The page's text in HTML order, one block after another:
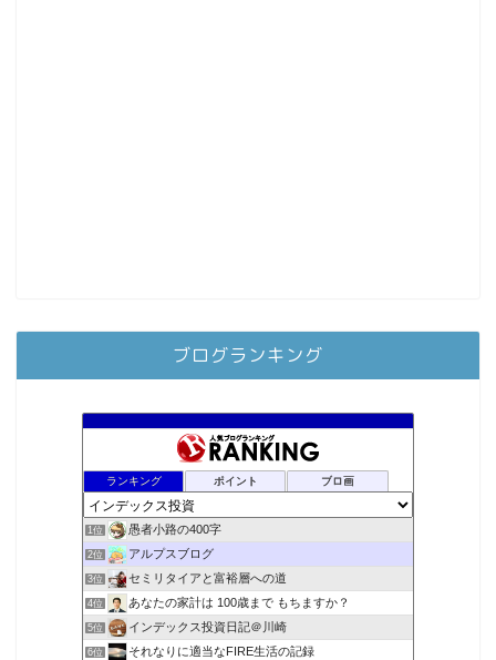
ブログランキング
ランキング ポイント ブロ画
1位 愚者小路の400字
2位 アルプスブログ
3位 セミリタイアと富裕層への道
4位 あなたの家計は 100歳まで もちますか？
5位 インデックス投資日記＠川崎
6位 それなりに適当なFIRE生活の記録